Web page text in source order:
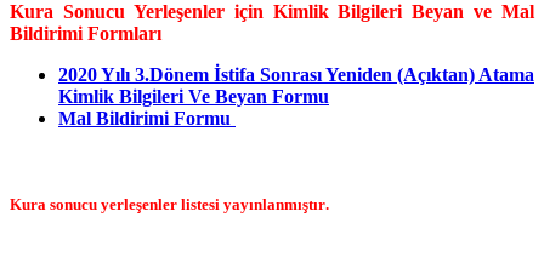
Kura Sonucu Yerleşenler için Kimlik Bilgileri Beyan ve Mal
Bildirimi Formları
2020 Yılı 3.Dönem İstifa Sonrası Yeniden (Açıktan) Atama
Kimlik Bilgileri Ve Beyan Formu
Mal Bildirimi Formu
Kura sonucu yerleşenler listesi yayınlanmıştır.